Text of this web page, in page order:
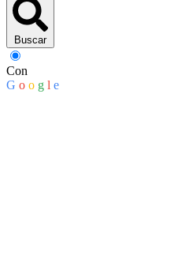
Buscar
Con
G o o g l e